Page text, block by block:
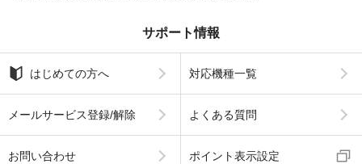
サポート情報
はじめての方へ 対応機種一覧
メールサービス登録/解除 よくある質問
お問い合わせ ポイント表示設定